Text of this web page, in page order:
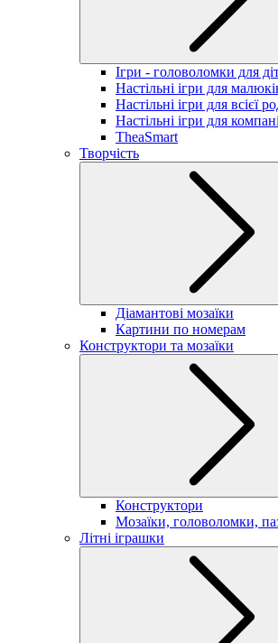
Ігри - головоломки для
Настільні ігри для
Настільні ігри для всієї
Настільні ігри для
TheaSmart
Творчість
Діамантові мозаїки
Картини по номерам
Конструктори та мозаїки
Конструктори
Мозаїки, головоломки,
Літні іграшки